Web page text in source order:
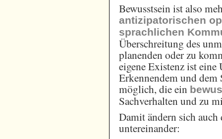
Bewusstsein ist also
antizipatorischen
sprachlichen
Überschreitung des
planenden oder zu
eigene Existenz ist
Erkennendem und dem
möglich, die ein
Sachverhalten und zu
Damit ändern sich
untereinander: